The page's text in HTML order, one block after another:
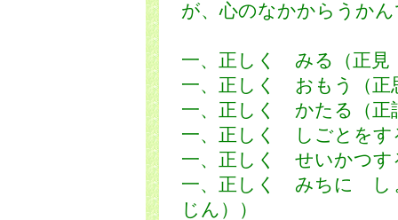
が、心のなかからうか
一、正しく みる（正
一、正しく おもう（正
一、正しく かたる（正
一、正しく しごとをす
一、正しく せいかつす
一、正しく みちに し
じん））